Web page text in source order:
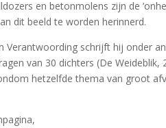
en betonmolens zijn de
dit beeld te worden herinnerd.
schrijft hij onder
van 30 dichters (De
hetzelfde thema van groot